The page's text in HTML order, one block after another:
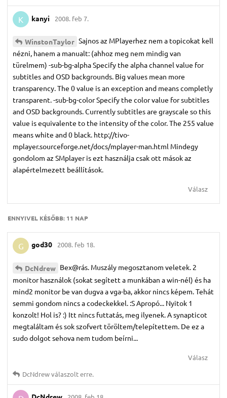
K kanyi 2008. feb 7.
WinstonTaylor Sajnos az MPlayerhez nem a topicokat kell
nézni, hanem a manualt: (ahhoz meg nem mindig van
türelmem) -sub-bg-alpha Specify the alpha channel value for
subtitles and OSD backgrounds. Big values mean more
transparency. The 0 value is an exception and means completly
transparent. -sub-bg-color Specify the color value for subtitles
and OSD backgrounds. Currently subtitles are grayscale so this
value is equivalente to the intensity of the color. The 255 value
means white and 0 black. http://tivo-
mplayer.sourceforge.net/docs/mplayer-man.html Mindegy
gondolom az SMplayer is ezt használja csak ott mások az
alapértelmezett beállítások.
Válasz
ENNYIVEL KÉSŐBB: 11 NAP
G god30 2008. feb 18.
DcNdrew Bex@rás. Muszály megosztanom veletek. 2
monitor használok (sokat segített a munkában a win-nél) és ha
mind2 monitor be van dugva a vga-ba, akkor nincs képem. Tehát
semmi gondom nincs a codeckekkel. :S Apropó... Nyitok 1
konzolt! Hol is? :) Itt nincs futtatás, meg ilyenek. A synapticot
megtaláltam és sok szofvert töröltem/telepítettem. De ez a
sudo dolgot sehova nem tudom beírni...
Válasz
DcNdrewválaszolt erre.